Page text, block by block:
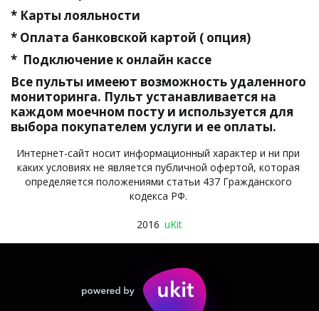
* Карты лояльности
* Оплата банковской картой ( опция)
*  Подключение к онлайн кассе
Все пульты имееют возможность удаленного
мониторинга. Пульт устанавливается на
каждом моечном посту и используется для
выбора покупателем услуги и ее оплаты.
Интернет-сайт носит информационный характер и ни при
каких условиях не является публичной офертой, которая
определяется положениями статьи 437 Гражданского
кодекса РФ.
2016 uKit